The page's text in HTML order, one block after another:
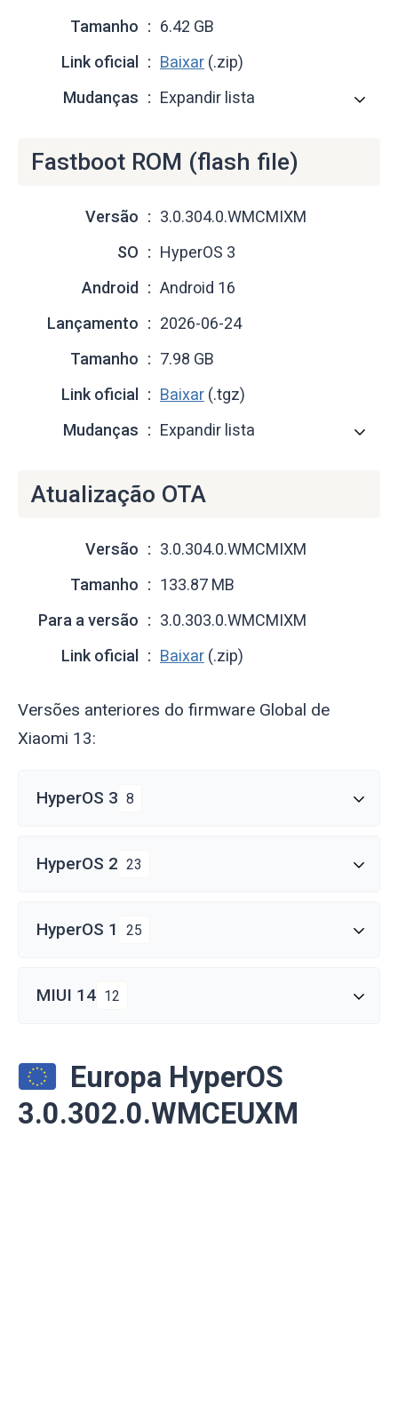
Tamanho
6.42 GB
Link oficial
Baixar (.zip)
Mudanças
Expandir lista
Fastboot ROM (flash file)
Versão
3.0.304.0.WMCMIXM
SO
HyperOS 3
Android
Android 16
Lançamento
2026-06-24
Tamanho
7.98 GB
Link oficial
Baixar (.tgz)
Mudanças
Expandir lista
Atualização OTA
Versão
3.0.304.0.WMCMIXM
Tamanho
133.87 MB
Para a versão
3.0.303.0.WMCMIXM
Link oficial
Baixar (.zip)
Versões anteriores do firmware Global de
Xiaomi 13:
HyperOS 3 8
HyperOS 2 23
HyperOS 1 25
MIUI 14 12
Europa HyperOS
3.0.302.0.WMCEUXM